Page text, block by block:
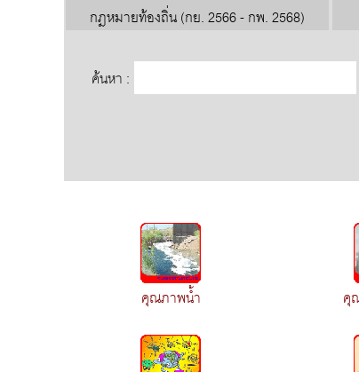
กฎหมายท้องถิ่น (กย. 2566 - กพ. 2568)
ค้นหา :
คุณภาพน้ำ คุ